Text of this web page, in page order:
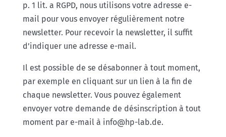
p. 1 lit. a RGPD, nous utilisons votre adresse e-
mail pour vous envoyer régulièrement notre
newsletter. Pour recevoir la newsletter, il suffit
d’indiquer une adresse e-mail.
Il est possible de se désabonner à tout moment,
par exemple en cliquant sur un lien à la fin de
chaque newsletter. Vous pouvez également
envoyer votre demande de désinscription à tout
moment par e-mail à info@hp-lab.de.